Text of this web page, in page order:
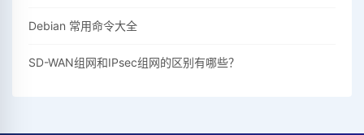
Debian 常用命令大全
SD-WAN组网和IPsec组网的区别有哪些？